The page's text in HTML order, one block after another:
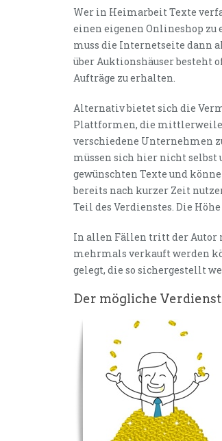
Wer in Heimarbeit Texte
einen eigenen Onlineshop zu
muss die Internetseite dann
über Auktionshäuser besteht
Aufträge zu erhalten.
Alternativ bietet sich die
Plattformen, die mittlerweile
verschiedene Unternehmen
müssen sich hier nicht
gewünschten Texte und
bereits nach kurzer Zeit
Teil des Verdienstes. Die
In allen Fällen tritt der Autor
mehrmals verkauft werden
gelegt, die so sichergestellt
Der mögliche